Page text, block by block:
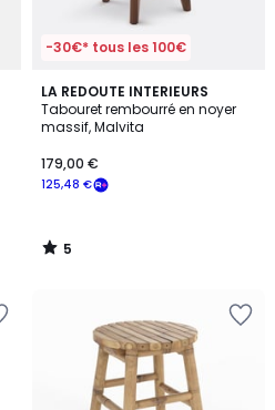
-30€* tous les 100€
LA REDOUTE INTERIEURS
Tabouret rembourré en noyer
massif, Malvita
125,48 €
179,00 €
5
/
5
5
/